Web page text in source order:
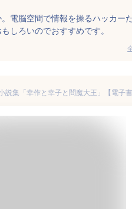
電脳空間で情報を操るハッカー
しろいのでおすすめです。
説集「幸作と幸子と閻魔大王」【電子